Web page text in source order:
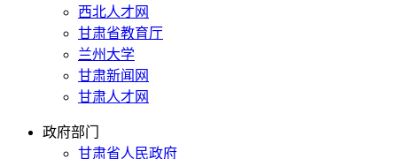
西北人才网
甘肃省教育厅
兰州大学
甘肃新闻网
甘肃人才网
政府部门
甘肃省人民政府